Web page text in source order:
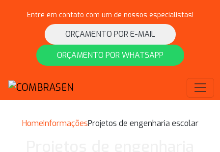
Entre em contato com um de nossos especialistas!
ORÇAMENTO POR E-MAIL
ORÇAMENTO POR WHATSAPP
HomeInformaçõesProjetos de engenharia escolar